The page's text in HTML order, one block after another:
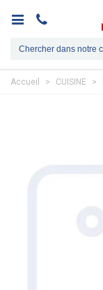
Accueil > CUISINE >